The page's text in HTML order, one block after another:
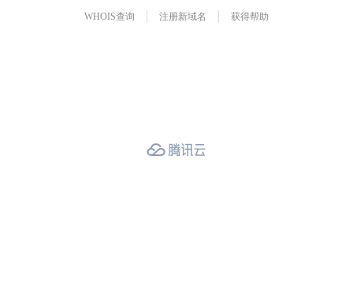
WHOIS查询 注册新域名 获得帮助